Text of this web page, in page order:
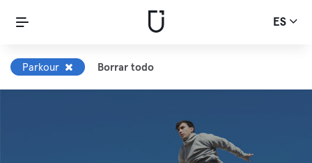
ES
Parkour Borrar todo